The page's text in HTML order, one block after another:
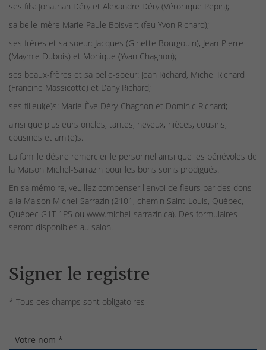
ses fils: Jonathan Déry et Alexandre Déry (Véronique Pepin);
sa belle-mère Marie-Paule Boisvert (feu Yvon Richard);
ses frères et sa soeur: Jacques (Ginette Bourgouin), Jean-Pierre
(Maymie Dubois) et Monique (Yvan Chagnon);
ses beaux-frères et sa belle-soeur: Jean Richard, Michel Richard
(Francine Massicotte) et Dany Richard;
ses filleul(e)s: Marie-Ève Déry-Chagnon et Dominic Richard;
ainsi que plusieurs oncles, tantes, neveux, nièces, cousins,
cousines et ami(e)s.
La famille désire remercier le personnel ainsi que les bénévoles de
la Maison Michel-Sarrazin pour les bons soins prodigués.
En sa mémoire, veuillez compenser l'envoi de fleurs par des dons
à la Maison Michel-Sarrazin (2101, chemin Saint-Louis, Québec,
Québec G1T 1P5 ou www.michel-sarrazin.ca). Des formulaires
seront disponibles au salon.
Signer le registre
* Tous ces champs sont obligatoires
Votre nom *